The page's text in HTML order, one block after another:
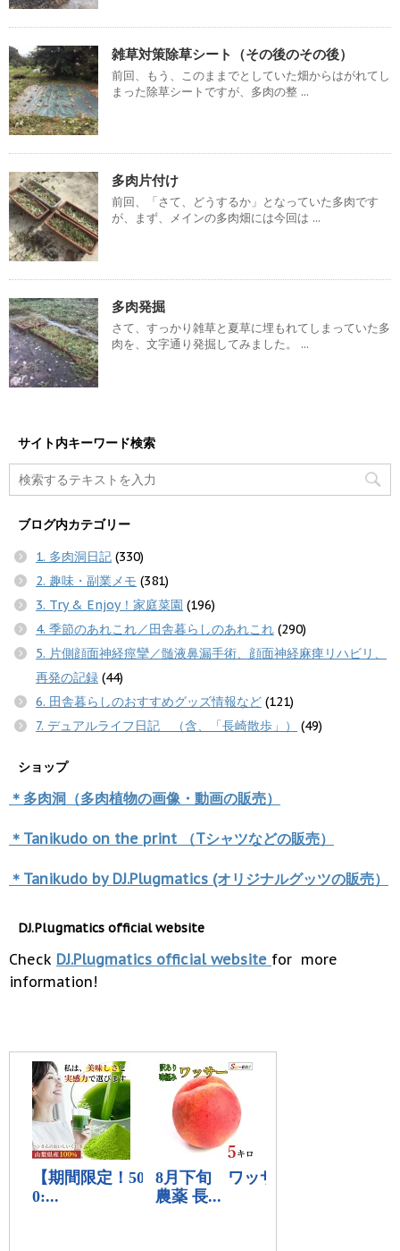
雑草対策除草シート（その後のその後）
前回、もう、このままでとしていた畑からはがれてし
まった除草シートですが、多肉の整 ...
多肉片付け
前回、「さて、どうするか」となっていた多肉です
が、まず、メインの多肉畑には今回は ...
多肉発掘
さて、すっかり雑草と夏草に埋もれてしまっていた多
肉を、文字通り発掘してみました。 ...
サイト内キーワード検索
ブログ内カテゴリー
1. 多肉洞日記 (330)
2. 趣味・副業メモ (381)
3. Try & Enjoy！家庭菜園 (196)
4. 季節のあれこれ／田舎暮らしのあれこれ (290)
5. 片側顔面神経痙攣／髄液鼻漏手術、顔面神経麻痺リハビリ、
再発の記録 (44)
6. 田舎暮らしのおすすめグッズ情報など (121)
7. デュアルライフ日記 （含、「長崎散歩」）
(49)
ショップ
＊多肉洞（多肉植物の画像・動画の販売）
＊Tanikudo on the print （Tシャツなどの販売）
＊Tanikudo by DJ.Plugmatics (オリジナルグッツの販売）
DJ.Plugmatics official website
Check DJ.Plugmatics official website for more
information!